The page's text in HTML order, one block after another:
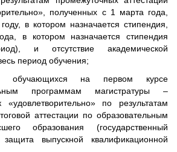
полученных с 1 марта года,
в котором назначается стипендия,
в котором назначается стипендия
и отсутствие академической
период обучения;
обучающихся на первом курсе
программам магистратуры –
«удовлетворительно» по результатам
аттестации по образовательным
образования (государственный
выпускной квалификационной